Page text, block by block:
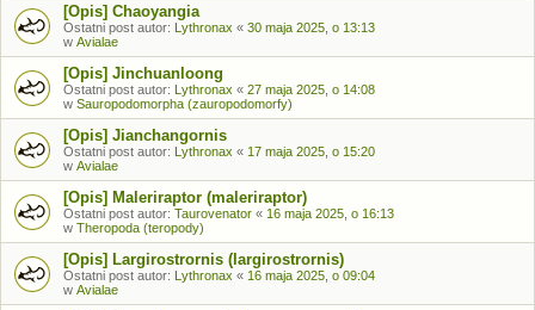
[Opis] Chaoyangia
Ostatni post autor: Lythronax « 30 maja 2025, o 13:13
w Avialae
[Opis] Jinchuanloong
Ostatni post autor: Lythronax « 27 maja 2025, o 14:08
w Sauropodomorpha (zauropodomorfy)
[Opis] Jianchangornis
Ostatni post autor: Lythronax « 17 maja 2025, o 15:20
w Avialae
[Opis] Maleriraptor (maleriraptor)
Ostatni post autor: Taurovenator « 16 maja 2025, o 16:13
w Theropoda (teropody)
[Opis] Largirostrornis (largirostrornis)
Ostatni post autor: Lythronax « 16 maja 2025, o 09:04
w Avialae